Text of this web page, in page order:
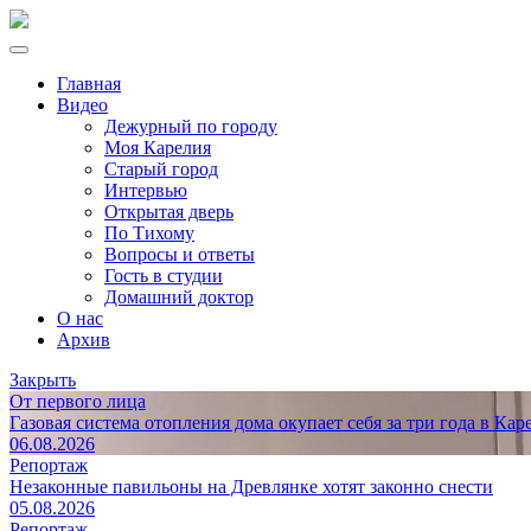
Главная
Видео
Дежурный по городу
Моя Карелия
Старый город
Интервью
Открытая дверь
По Тихому
Вопросы и ответы
Гость в студии
Домашний доктор
О нас
Архив
Закрыть
От первого лица
Газовая система отопления дома окупает себя за три года в
06.08.2026
Репортаж
Незаконные павильоны на Древлянке хотят законно снести
05.08.2026